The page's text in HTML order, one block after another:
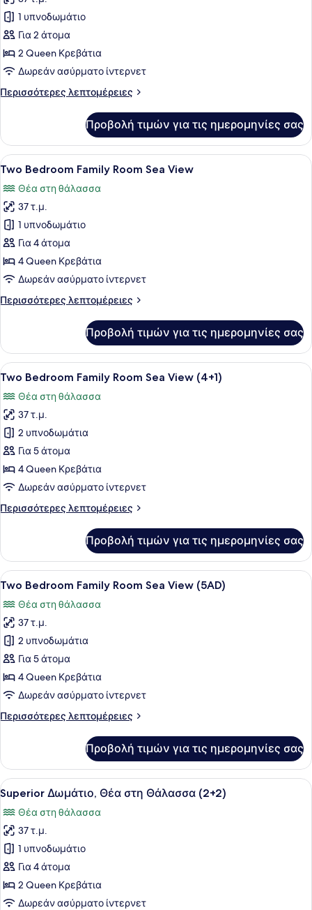
Sea
View)
για
Superior
Δωμάτιο,
Θέα
Θάλασσα
1 υπνοδωμάτιο
Για 2 άτομα
2 Queen Κρεβάτια
Δωρεάν ασύρματο ίντερνετ
Περισσότερες λεπτομέρειες
Περισσότερες
Δωμάτιο,
Θέα
στη
(Frontal)
Προβολή τιμών για τις ημερομηνίες σας
Προβολή
όλων
των
φωτογραφιών
για
Two
Bedroom
Family
Room
Sea
Μίνι μπαρ, χρηματοκιβώτιο στο
5
Two Bedroom Family Room Sea View
Θέα στη θάλασσα
37 τ.μ.
1 υπνοδωμάτιο
Για 4 άτομα
4 Queen Κρεβάτια
Δωρεάν ασύρματο ίντερνετ
Περισσότερες λεπτομέρειες
Περισσότερες
Bedroom
Family
Room
View
Προβολή τιμών για τις ημερομηνίες σας
Προβολή
όλων
των
φωτογραφιών
για
Two
Bedroom
Family
Room
Sea
Μίνι μπαρ, χρηματοκιβώτιο στο
5
Two Bedroom Family Room Sea View (4+1)
Θέα στη θάλασσα
37 τ.μ.
2 υπνοδωμάτια
Για 5 άτομα
4 Queen Κρεβάτια
Δωρεάν ασύρματο ίντερνετ
Περισσότερες λεπτομέρειες
Περισσότερες
Bedroom
Family
Room
View
(4+1)
Προβολή τιμών για τις ημερομηνίες σας
Προβολή
όλων
των
φωτογραφιών
για
Two
Bedroom
Family
Room
Sea
Μίνι μπαρ, χρηματοκιβώτιο στο
5
Two Bedroom Family Room Sea View (5AD)
Θέα στη θάλασσα
37 τ.μ.
2 υπνοδωμάτια
Για 5 άτομα
4 Queen Κρεβάτια
Δωρεάν ασύρματο ίντερνετ
Περισσότερες λεπτομέρειες
Περισσότερες
Bedroom
Family
Room
Sea
View
(5AD)
Προβολή τιμών για τις ημερομηνίες σας
Προβολή
όλων
των
φωτογραφιών
για
Superior
Δωμάτιο,
Θέα
Ένα σύγχρονο δωμάτιο
4
Superior Δωμάτιο, Θέα στη Θάλασσα (2+2)
Θέα στη θάλασσα
37 τ.μ.
1 υπνοδωμάτιο
Για 4 άτομα
2 Queen Κρεβάτια
Δωρεάν ασύρματο ίντερνετ